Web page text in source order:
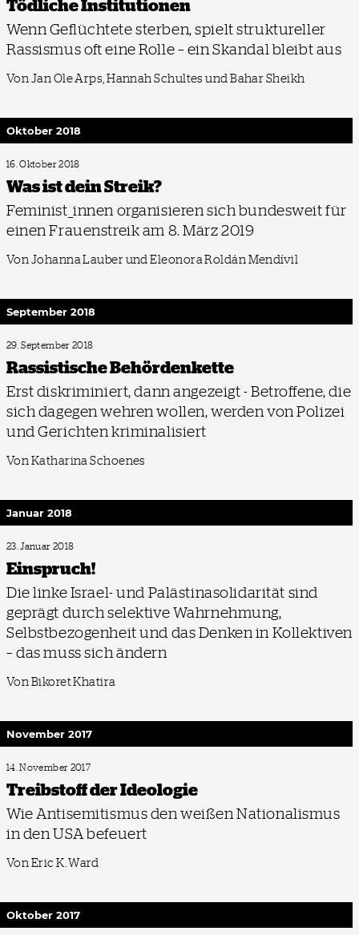
Tödliche Institutionen
Wenn Geflüchtete sterben, spielt struktureller
Rassismus oft eine Rolle – ein Skandal bleibt aus
Von Jan Ole Arps, Hannah Schultes und Bahar Sheikh
Oktober 2018
16. Oktober 2018
Was ist dein Streik?
Feminist_innen organisieren sich bundesweit für
einen Frauenstreik am 8. März 2019
Von Johanna Lauber und Eleonora Roldán Mendívil
September 2018
29. September 2018
Rassistische Behördenkette
Erst diskriminiert, dann angezeigt - Betroffene, die
sich dagegen wehren wollen, werden von Polizei
und Gerichten kriminalisiert
Von Katharina Schoenes
Januar 2018
23. Januar 2018
Einspruch!
Die linke Israel- und Palästinasolidarität sind
geprägt durch selektive Wahrnehmung,
Selbstbezogenheit und das Denken in Kollektiven
– das muss sich ändern
Von Bikoret Khatira
November 2017
14. November 2017
Treibstoff der Ideologie
Wie Antisemitismus den weißen Nationalismus
in den USA befeuert
Von Eric K. Ward
Oktober 2017